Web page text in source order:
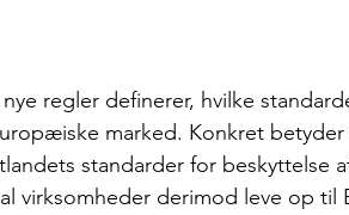
regler definerer, hvilke
marked. Konkret
standarder for beskyttelse
virksomheder derimod leve op til